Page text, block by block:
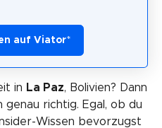
auf Viator*
in La Paz, Bolivien? Dann
richtig. Egal, ob du
Wissen bevorzugst